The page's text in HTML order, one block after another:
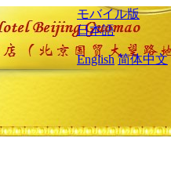
モバイル版
日本語
English 简体中文